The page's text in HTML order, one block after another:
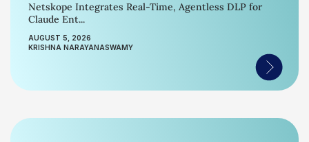
Netskope Integrates Real-Time, Agentless DLP for
Claude Ent...
AUGUST 5, 2026
KRISHNA NARAYANASWAMY